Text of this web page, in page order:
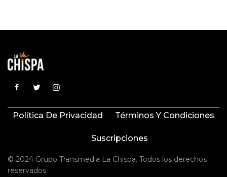
Política De Privacidad Términos Y Condiciones
Suscripciones
© 2024 Grupo Transmedia La Chispa. Todos los derechos
reservados